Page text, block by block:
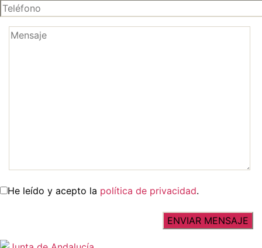
He leído y acepto la política de privacidad.